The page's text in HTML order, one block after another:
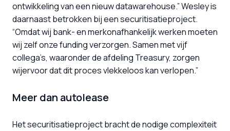
ontwikkeling van een nieuw datawarehouse.” Wesley is
daarnaast betrokken bij een securitisatieproject.
“Omdat wij bank- en merkonafhankelijk werken moeten
wij zelf onze funding verzorgen. Samen met vijf
collega’s, waaronder de afdeling Treasury, zorgen
wijervoor dat dit proces vlekkeloos kan verlopen.”
Meer dan autolease
Het securitisatieproject bracht de nodige complexiteit